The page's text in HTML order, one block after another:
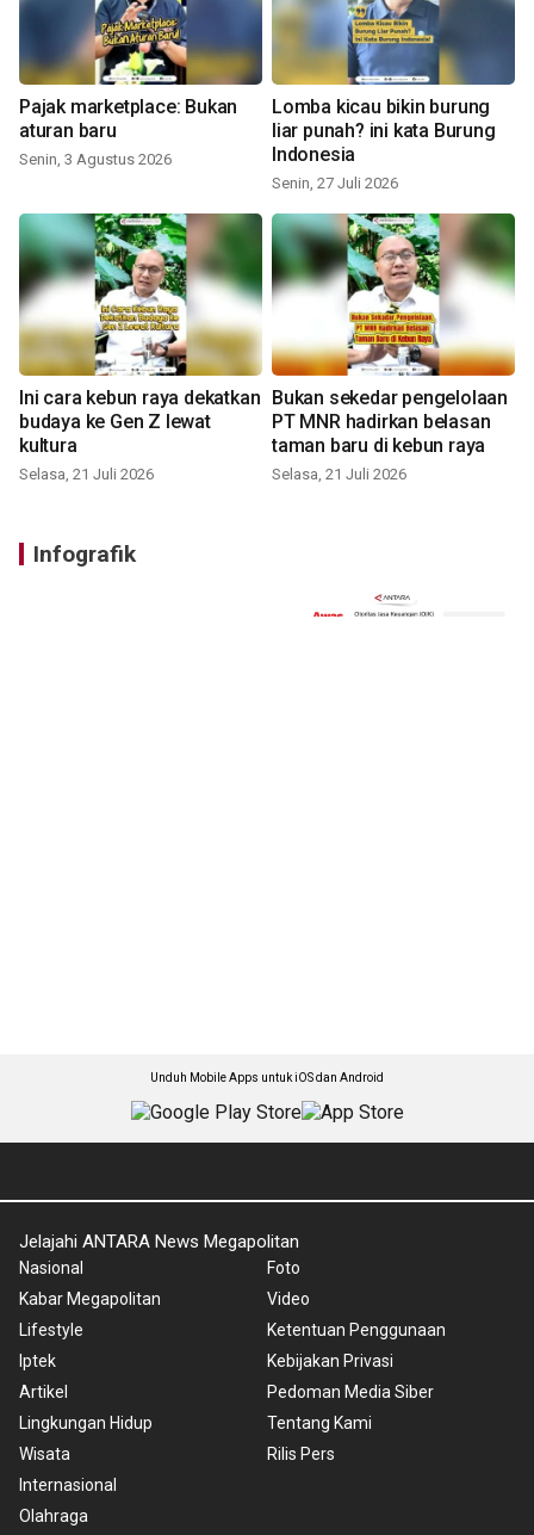
Pajak marketplace: Bukan
aturan baru
Senin, 3 Agustus 2026
Lomba kicau bikin burung
liar punah? ini kata Burung
Indonesia
Senin, 27 Juli 2026
Ini cara kebun raya dekatkan
budaya ke Gen Z lewat
kultura
Selasa, 21 Juli 2026
Bukan sekedar pengelolaan
PT MNR hadirkan belasan
taman baru di kebun raya
Selasa, 21 Juli 2026
Infografik
Unduh Mobile Apps untuk iOS dan Android
Jelajahi ANTARA News Megapolitan
Nasional
Kabar Megapolitan
Lifestyle
Iptek
Artikel
Lingkungan Hidup
Wisata
Internasional
Olahraga
Foto
Video
Ketentuan Penggunaan
Kebijakan Privasi
Pedoman Media Siber
Tentang Kami
Rilis Pers